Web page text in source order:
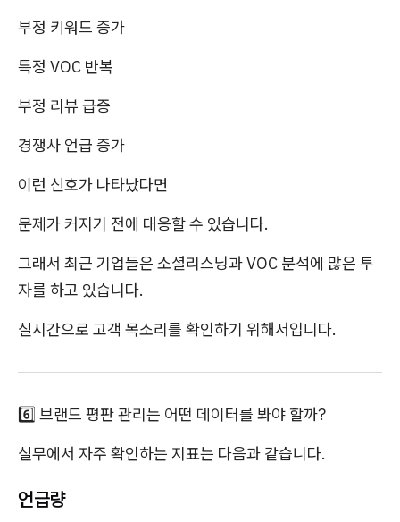
부정 키워드 증가
특정 VOC 반복
부정 리뷰 급증
경쟁사 언급 증가
이런 신호가 나타났다면
문제가 커지기 전에 대응할 수 있습니다.
그래서 최근 기업들은 소셜리스닝과 VOC 분석에 많은 투
자를 하고 있습니다.
실시간으로 고객 목소리를 확인하기 위해서입니다.
6️⃣ 브랜드 평판 관리는 어떤 데이터를 봐야 할까?
실무에서 자주 확인하는 지표는 다음과 같습니다.
언급량